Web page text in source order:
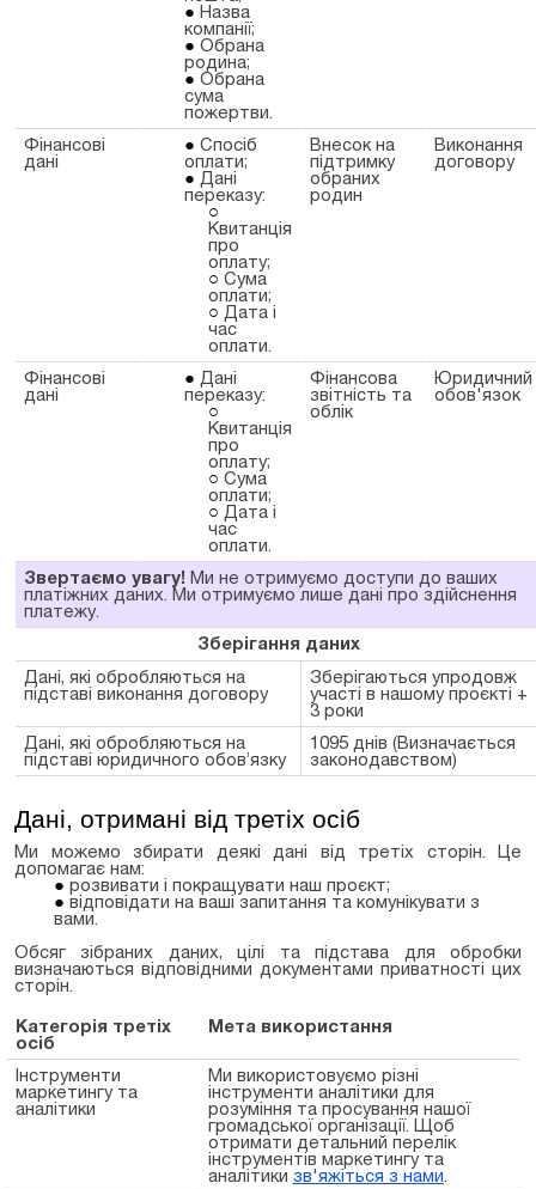
Назва
компанії;
Обрана
родина;
Обрана
сума
пожертви.
Фінансові
дані
Спосіб
оплати;
Дані
переказу:
Квитанція
про
оплату;
Сума
оплати;
Дата і
час
оплати.
Внесок на
підтримку
обраних
родин
Виконання
договору
Фінансові
дані
Дані
переказу:
Квитанція
про
оплату;
Сума
оплати;
Дата і
час
оплати.
Фінансова
звітність та
облік
Юридичний
обов'язок
Звертаємо увагу! Ми не отримуємо доступи до ваших
платіжних даних. Ми отримуємо лише дані про здійснення
платежу.
Зберігання даних
Дані, які обробляються на
підставі виконання договору
Зберігаються упродовж
участі в нашому проєкті +
3 роки
Дані, які обробляються на
підставі юридичного обов’язку
1095 днів (Визначається
законодавством)
Дані, отримані від третіх осіб
Ми можемо збирати деякі дані від третіх сторін. Це
допомагає нам:
розвивати і покращувати наш проєкт;
відповідати на ваші запитання та комунікувати з
вами.
Обсяг зібраних даних, цілі та підстава для обробки
визначаються відповідними документами приватності цих
сторін.
Категорія третіх
осіб
Мета використання
Інструменти
маркетингу та
аналітики
Ми використовуємо різні
інструменти аналітики для
розуміння та просування нашої
громадської організації. Щоб
отримати детальний перелік
інструментів маркетингу та
аналітики зв'яжіться з нами.